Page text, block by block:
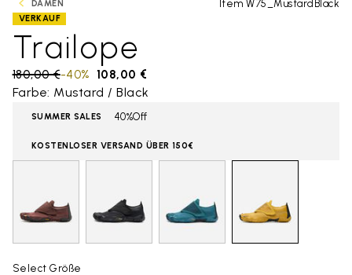
DAMEN Item W75_MustardBlack
VERKAUF
Trailope
Price reduced from
180,00 €to 108,00 €
-40%
Farbe: Mustard / Black
SUMMER SALES 40%Off
KOSTENLOSER VERSAND ÜBER 150€
Select Größe